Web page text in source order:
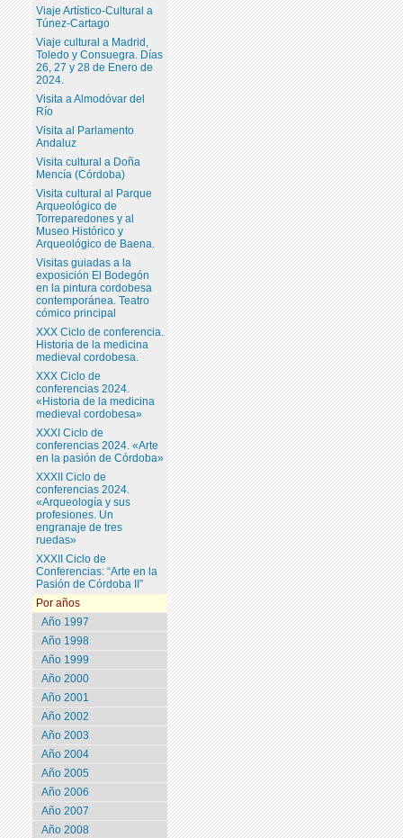
Viaje Artístico-Cultural a
Túnez-Cartago
Viaje cultural a Madrid,
Toledo y Consuegra. Días
26, 27 y 28 de Enero de
2024.
Visita a Almodóvar del
Río
Visita al Parlamento
Andaluz
Visita cultural a Doña
Mencía (Córdoba)
Visita cultural al Parque
Arqueológico de
Torreparedones y al
Museo Histórico y
Arqueológico de Baena.
Visitas guiadas a la
exposición El Bodegón
en la pintura cordobesa
contemporánea. Teatro
cómico principal
XXX Ciclo de conferencia.
Historia de la medicina
medieval cordobesa.
XXX Ciclo de
conferencias 2024.
«Historia de la medicina
medieval cordobesa»
XXXI Ciclo de
conferencias 2024. «Arte
en la pasión de Córdoba»
XXXII Ciclo de
conferencias 2024.
«Arqueología y sus
profesiones. Un
engranaje de tres
ruedas»
XXXII Ciclo de
Conferencias: “Arte en la
Pasión de Córdoba II”
Por años
Año 1997
Año 1998
Año 1999
Año 2000
Año 2001
Año 2002
Año 2003
Año 2004
Año 2005
Año 2006
Año 2007
Año 2008